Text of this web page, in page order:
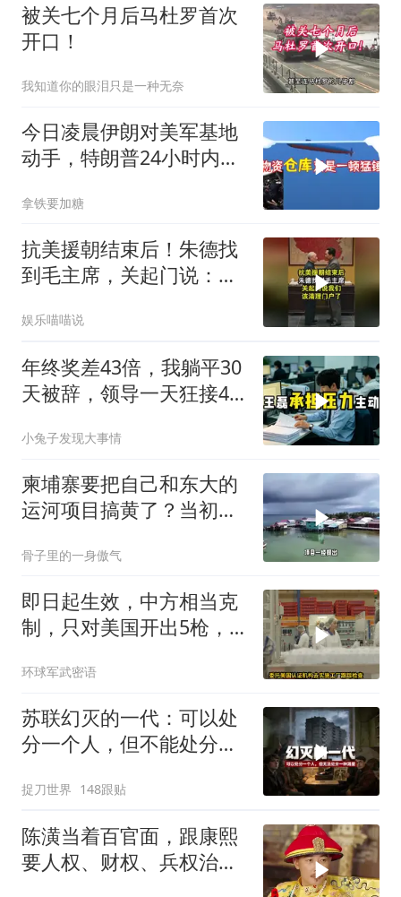
被关七个月后马杜罗首次
开口！
我知道你的眼泪只是一种无奈
今日凌晨伊朗对美军基地
动手，特朗普24小时内服
拿铁要加糖
抗美援朝结束后！朱德找
到毛主席，关起门说：我
娱乐喵喵说
年终奖差43倍，我躺平30
天被辞，领导一天狂接47
小兔子发现大事情
柬埔寨要把自己和东大的
运河项目搞黄了？当初可
骨子里的一身傲气
即日起生效，中方相当克
制，只对美国开出5枪，
环球军武密语
苏联幻灭的一代：可以处
分一个人，但不能处分一
捉刀世界 148跟贴
陈潢当着百官面，跟康熙
要人权、财权、兵权治理